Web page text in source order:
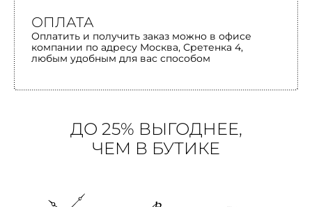
ОПЛАТА
Оплатить и получить заказ можно в офисе
компании по адресу Москва, Сретенка 4,
любым удобным для вас способом
ДО 25% ВЫГОДНЕЕ,
ЧЕМ В БУТИКЕ